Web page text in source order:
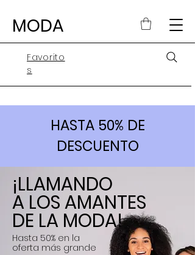
MODA
Favorito
s
HASTA 50% DE
DESCUENTO
¡LLAMANDO
A LOS AMANTES
DE LA MODA!
Hasta 50% en la
oferta más grande